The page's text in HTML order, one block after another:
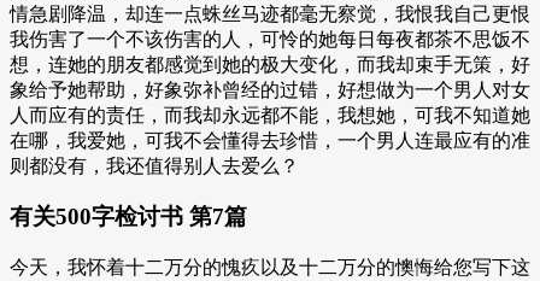
情急剧降温，却连一点蛛丝马迹都毫无察觉，我恨我自己更恨
我伤害了一个不该伤害的人，可怜的她每日每夜都茶不思饭不
想，连她的朋友都感觉到她的极大变化，而我却束手无策，好
象给予她帮助，好象弥补曾经的过错，好想做为一个男人对女
人而应有的责任，而我却永远都不能，我想她，可我不知道她
在哪，我爱她，可我不会懂得去珍惜，一个男人连最应有的准
则都没有，我还值得别人去爱么？
有关500字检讨书 第7篇
今天，我怀着十二万分的愧疚以及十二万分的懊悔给您写下这